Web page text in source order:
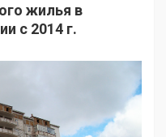
жилья в
с 2014 г.